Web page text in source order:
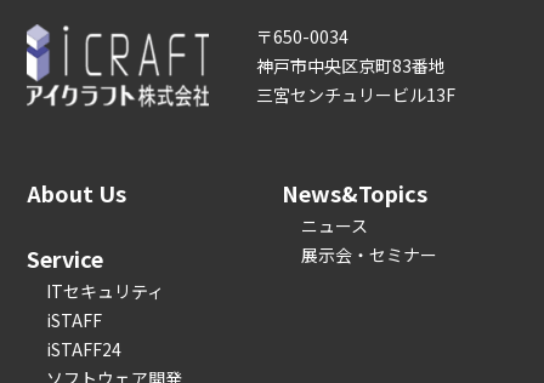
〒650-0034
神戸市中央区京町83番地
三宮センチュリービル13F
About Us
Service
ITセキュリティ
iSTAFF
iSTAFF24
News&Topics
ニュース
展示会・セミナー